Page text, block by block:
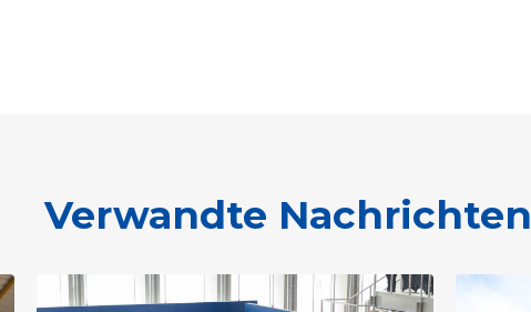
Verwandte Nachrichten